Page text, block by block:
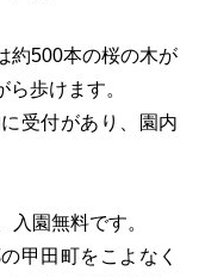
約500本の桜の木が
歩けます。
受付があり、園内
園無料です。
甲田町をこよなく